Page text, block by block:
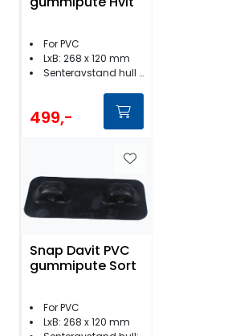
For PVC
LxB: 268 x 120 mm
Senteravstand hull 150 mm
499,-
Snap Davit PVC
gummipute Sort
For PVC
LxB: 268 x 120 mm